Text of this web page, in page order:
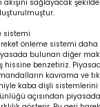
sağlayacak
sistemi
önleme sistemi
bulunan diğer
hissine benzetiriz.
kavrama ve
kaba dişli sistemlerini
açısından